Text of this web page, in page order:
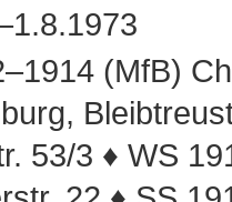
(MfB)
53/3 ♦ WS